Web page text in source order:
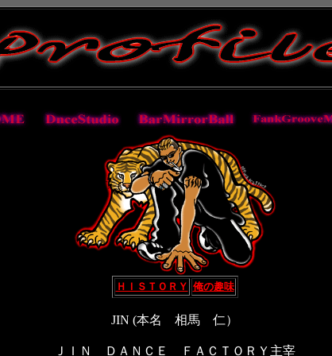
ＨＩＳＴＯＲＹ 俺の趣味
JIN (本名 相馬 仁）
ＪＩＮ ＤＡＮＣＥ ＦＡＣＴＯＲＹ主宰